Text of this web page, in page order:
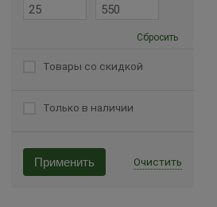
Сбросить
Товары со скидкой
Только в наличии
Применить Очистить